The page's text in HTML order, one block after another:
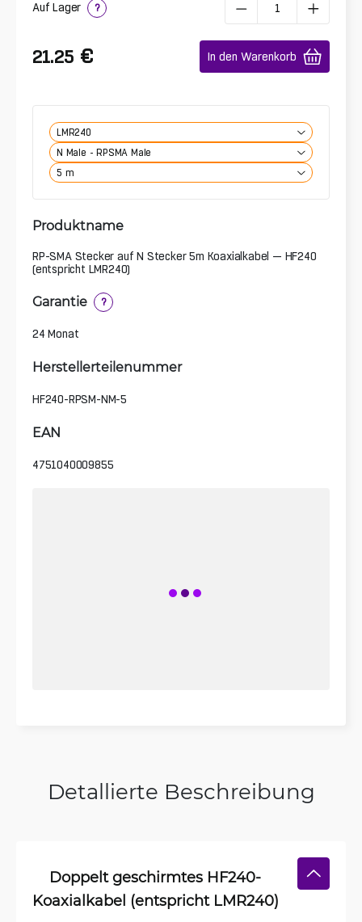
Auf Lager ?
21.25 € In den Warenkorb
LMR240
N Male - RPSMA Male
5 m
Produktname
RP-SMA Stecker auf N Stecker 5m Koaxialkabel — HF240
(entspricht LMR240)
Garantie ?
24 Monat
Herstellerteilenummer
HF240-RPSM-NM-5
EAN
4751040009855
Detallierte Beschreibung
Doppelt geschirmtes HF240-
Koaxialkabel (entspricht LMR240)